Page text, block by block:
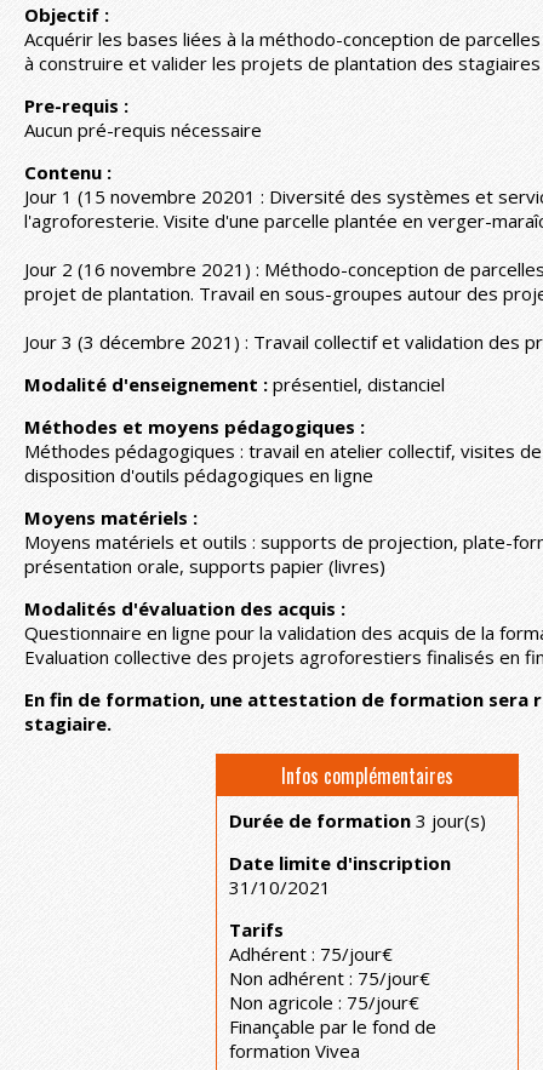
Objectif :
Acquérir les bases liées à la méthodo-conception de
à construire et valider les projets de plantation des stagiaires
Pre-requis :
Aucun pré-requis nécessaire
Contenu :
Jour 1 (15 novembre 20201 : Diversité des systèmes et
l'agroforesterie. Visite d'une parcelle plantée en verger-
Jour 2 (16 novembre 2021) : Méthodo-conception de
projet de plantation. Travail en sous-groupes autour des
Jour 3 (3 décembre 2021) : Travail collectif et validation des
Modalité d'enseignement : présentiel, distanciel
Méthodes et moyens pédagogiques :
Méthodes pédagogiques : travail en atelier collectif, visites
disposition d'outils pédagogiques en ligne
Moyens matériels :
Moyens matériels et outils : supports de projection, plate-
présentation orale, supports papier (livres)
Modalités d'évaluation des acquis :
Questionnaire en ligne pour la validation des acquis de la
Evaluation collective des projets agroforestiers finalisés en
En fin de formation, une attestation de formation sera
stagiaire.
Infos complémentaires
Durée de formation 3 jour(s)
Date limite d'inscription
31/10/2021
Tarifs
Adhérent : 75/jour€
Non adhérent : 75/jour€
Non agricole : 75/jour€
Finançable par le fond de
formation Vivea